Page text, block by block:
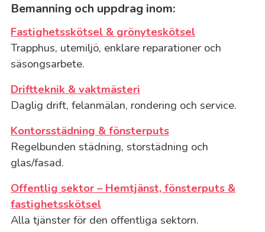
Bemanning och uppdrag inom:
Fastighetsskötsel & grönyteskötsel
Trapphus, utemiljö, enklare reparationer och
säsongsarbete.
Driftteknik & vaktmästeri
Daglig drift, felanmälan, rondering och service.
Kontorsstädning & fönsterputs
Regelbunden städning, storstädning och
glas/fasad.
Offentlig sektor – Hemtjänst, fönsterputs &
fastighetsskötsel
Alla tjänster för den offentliga sektorn.